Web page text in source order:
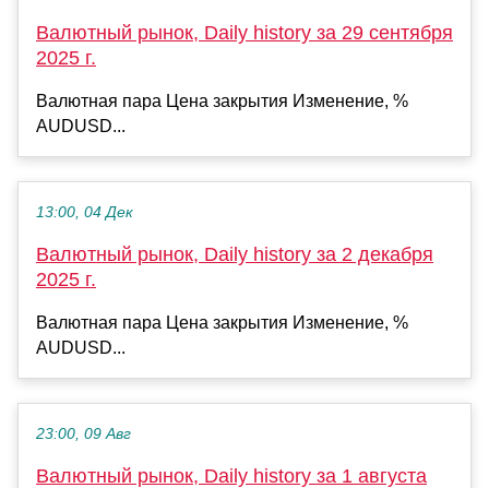
Валютный рынок, Daily history за 29 сентября
2025 г.
Валютная пара Цена закрытия Изменение, %
AUDUSD...
13:00, 04 Дек
Валютный рынок, Daily history за 2 декабря
2025 г.
Валютная пара Цена закрытия Изменение, %
AUDUSD...
23:00, 09 Авг
Валютный рынок, Daily history за 1 августа